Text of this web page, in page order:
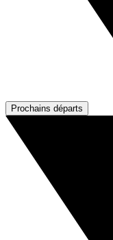
Prochains départs